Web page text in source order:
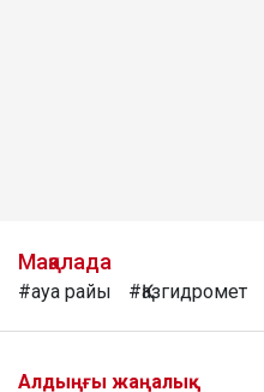
Мақалада
#ауа райы #Қазгидромет
Алдыңғы жаңалық